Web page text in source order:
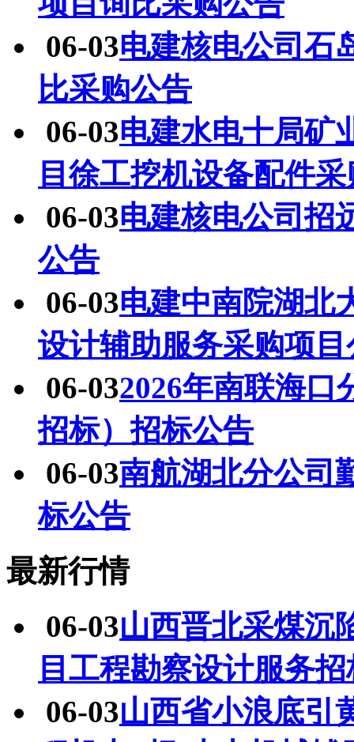
06-03电建核电公司石
比采购公告
06-03电建水电十局矿
目徐工挖机设备配件
06-03电建核电公司招
公告
06-03电建中南院湖北
设计辅助服务采购项
06-032026年南联海口
招标）招标公告
06-03南航湖北分公司
标公告
最新行情
06-03山西晋北采煤沉
目工程勘察设计服务
06-03山西省小浪底引